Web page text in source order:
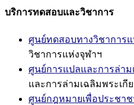
บริการทดสอบและวิชาการ
ศูนย์ทดสอบทางวิชาการแ
วิชาการแห่งจุฬาฯ
ศูนย์การแปลและการล่าม
และการล่ามเฉลิมพระเกี
ศูนย์กฎหมายเพื่อประชา